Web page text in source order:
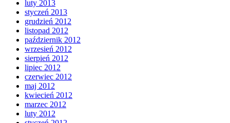
luty 2013
styczeń 2013
grudzień 2012
listopad 2012
październik 2012
wrzesień 2012
sierpień 2012
lipiec 2012
czerwiec 2012
maj 2012
kwiecień 2012
marzec 2012
luty 2012